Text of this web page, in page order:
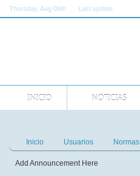
Thursday , Aug 06th Last update
INICIO NOTICIAS
Inicio Usuarios Normas
Add Announcement Here